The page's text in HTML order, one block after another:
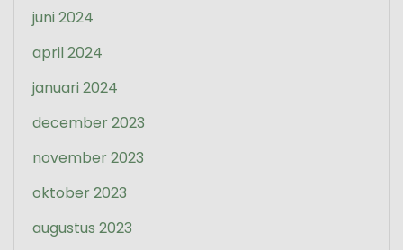
juni 2024
april 2024
januari 2024
december 2023
november 2023
oktober 2023
augustus 2023